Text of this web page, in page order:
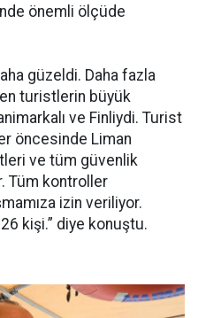
önemli ölçüde
güzeldi. Daha fazla
turistlerin büyük
ve Finliydi. Turist
öncesinde Liman
ve tüm güvenlik
Tüm kontroller
izin veriliyor.
kişi.” diye konuştu.